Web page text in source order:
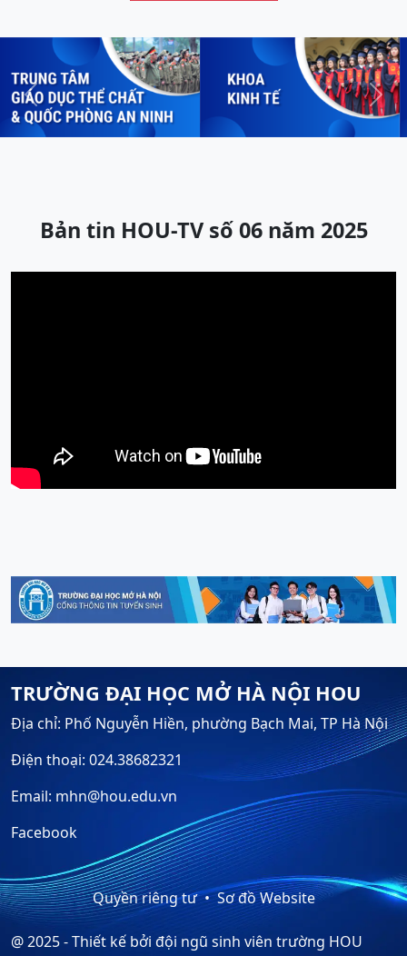
Previous Next
Bản tin HOU-TV số 06 năm 2025
TRƯỜNG ĐẠI HỌC MỞ HÀ NỘI HOU
Địa chỉ: Phố Nguyễn Hiền, phường Bạch Mai, TP Hà Nội
Điện thoại: 024.38682321
Email: mhn@hou.edu.vn
Facebook
Quyền riêng tư Sơ đồ Website
@ 2025 - Thiết kế bởi đội ngũ sinh viên trường HOU